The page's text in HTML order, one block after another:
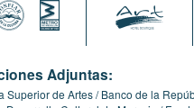
Adjuntas:
Superior de Artes Banco de la